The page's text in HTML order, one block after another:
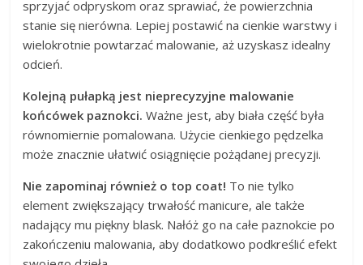
sprzyjać odpryskom oraz sprawiać, że powierzchnia
stanie się nierówna. Lepiej postawić na cienkie warstwy i
wielokrotnie powtarzać malowanie, aż uzyskasz idealny
odcień.
Kolejną pułapką jest nieprecyzyjne malowanie
końcówek paznokci. Ważne jest, aby biała część była
równomiernie pomalowana. Użycie cienkiego pędzelka
może znacznie ułatwić osiągnięcie pożądanej precyzji.
Nie zapominaj również o top coat! To nie tylko
element zwiększający trwałość manicure, ale także
nadający mu piękny blask. Nałóż go na całe paznokcie po
zakończeniu malowania, aby dodatkowo podkreślić efekt